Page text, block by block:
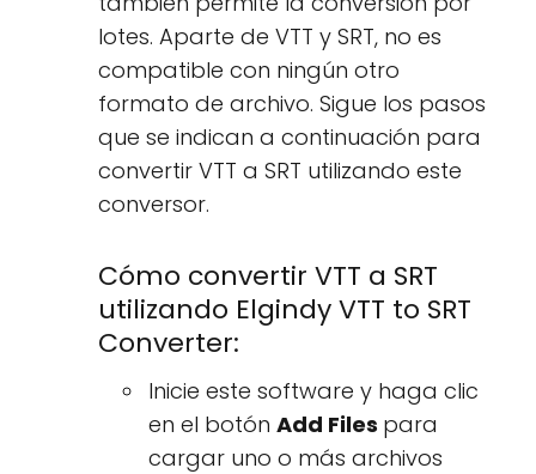
lotes. Aparte de VTT y SRT, no es
compatible con ningún otro
formato de archivo. Sigue los pasos
que se indican a continuación para
convertir VTT a SRT utilizando este
conversor.
Cómo convertir VTT a SRT
utilizando Elgindy VTT to SRT
Converter:
Inicie este software y haga clic
en el botón Add Files para
cargar uno o más archivos